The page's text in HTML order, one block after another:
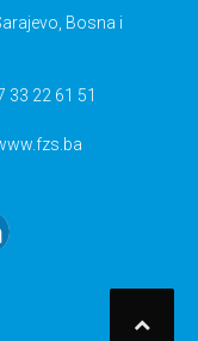
Bosna i
33 22 61 51